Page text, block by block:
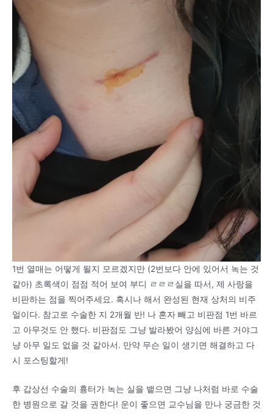
1번 열매는 어떻게 될지 모르겠지만 (2번보다 안에 있어서 녹는 것
같아) 초록색이 점점 적어 보여 부디 ㄹㄹㄹ실을 따서, 제 사랑을
비판하는 점을 찍어주세요. 혹시나 해서 완성된 현재 상처의 비주
얼이다. 참고로 수술한 지 2개월 반! 나 혼자 빼고 비판점 1번 바르
고 아무것도 안 했다. 비판점도 그냥 발라봤어 양심에 바른 거야그
냥 아무 일도 없을 것 같아서. 만약 무슨 일이 생기면 해결하고 다
시 포스팅할게!
후 갑상선 수술의 흉터가 녹는 실을 뱉으면 그냥 나처럼 바로 수술
한 병원으로 갈 것을 권한다! 운이 좋으면 교수님을 만나 궁금한 것